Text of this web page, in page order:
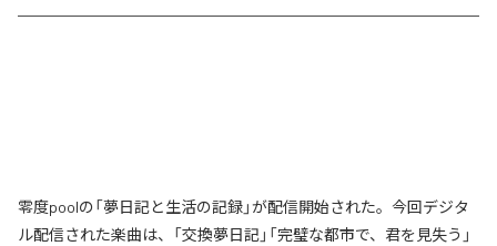
零度poolの「夢日記と生活の記録」が配信開始された。今回デジタ
ル配信された楽曲は、「交換夢日記」「完璧な都市で、君を見失う」